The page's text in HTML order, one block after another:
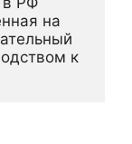
на
к